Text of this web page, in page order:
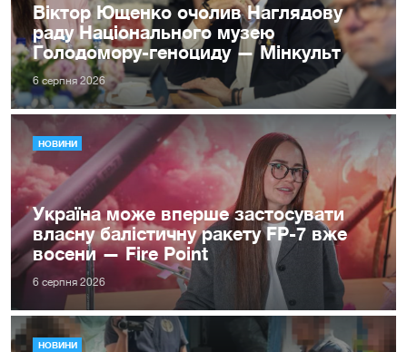
Віктор Ющенко очолив Наглядову
раду Національного музею
Голодомору-геноциду — Мінкульт
6 серпня 2026
НОВИНИ
Україна може вперше застосувати
власну балістичну ракету FP-7 вже
восени — Fire Point
6 серпня 2026
НОВИНИ